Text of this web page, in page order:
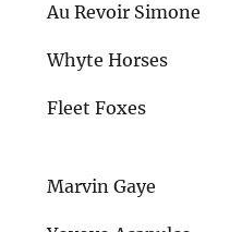
Au Revoir Simone
Whyte Horses
Fleet Foxes
Marvin Gaye